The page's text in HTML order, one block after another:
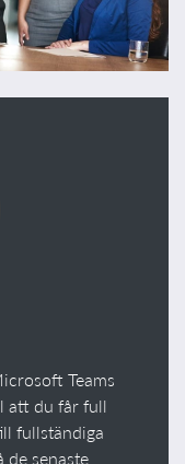
Teams
att du får full
fullständiga
de senaste